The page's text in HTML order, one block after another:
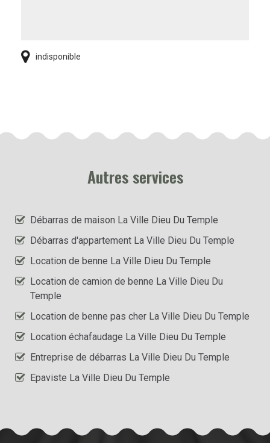
indisponible
Autres services
Débarras de maison La Ville Dieu Du Temple
Débarras d'appartement La Ville Dieu Du Temple
Location de benne La Ville Dieu Du Temple
Location de camion de benne La Ville Dieu Du
Temple
Location de benne pas cher La Ville Dieu Du Temple
Location échafaudage La Ville Dieu Du Temple
Entreprise de débarras La Ville Dieu Du Temple
Epaviste La Ville Dieu Du Temple